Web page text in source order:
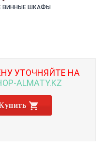
ВИННЫЕ ШКАФЫ
УТОЧНЯЙТЕ НА
ALMATY.KZ